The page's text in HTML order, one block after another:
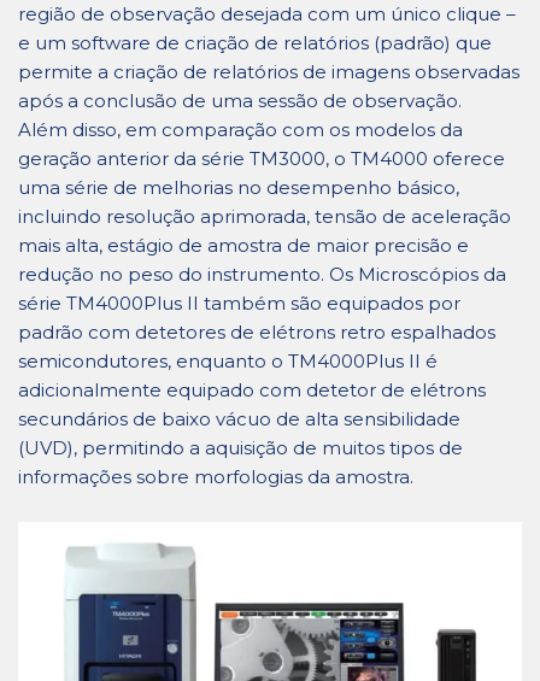
região de observação desejada com um único clique –
e um software de criação de relatórios (padrão) que
permite a criação de relatórios de imagens observadas
após a conclusão de uma sessão de observação.
Além disso, em comparação com os modelos da
geração anterior da série TM3000, o TM4000 oferece
uma série de melhorias no desempenho básico,
incluindo resolução aprimorada, tensão de aceleração
mais alta, estágio de amostra de maior precisão e
redução no peso do instrumento. Os Microscópios da
série TM4000Plus II também são equipados por
padrão com detetores de elétrons retro espalhados
semicondutores, enquanto o TM4000Plus II é
adicionalmente equipado com detetor de elétrons
secundários de baixo vácuo de alta sensibilidade
(UVD), permitindo a aquisição de muitos tipos de
informações sobre morfologias da amostra.